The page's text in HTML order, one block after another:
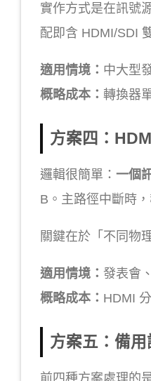
實作方式是在訊號
配即含 HDMI/SDI
適用情境： 中大型
概略成本： 轉換器
方案四：
邏輯很簡單： 一個
B。主路徑中斷時
關鍵在於「不同物
適用情境： 發表會
概略成本： HDMI
方案五：備用
前四種方案處理的